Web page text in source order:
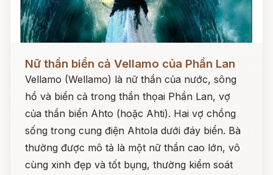
Nữ thần biển cả Vellamo của Phần Lan
Vellamo (Wellamo) là nữ thần của nước, sông
hồ và biển cả trong thần thọai Phần Lan, vợ
của thần biển Ahto (hoặc Ahti). Hai vợ chồng
sống trong cung điện Ahtola dưới đáy biển. Bà
thường được mô tả là một nữ thần cao lớn, vô
cùng xinh đẹp và tốt bụng, thường kiểm soát